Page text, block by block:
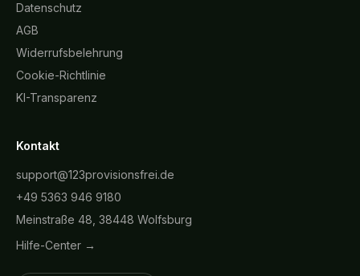
Datenschutz
AGB
Widerrufsbelehrung
Cookie-Richtlinie
KI-Transparenz
Kontakt
support@123provisionsfrei.de
+49 5363 946 9180
Meinstraße 48, 38448 Wolfsburg
Hilfe-Center →